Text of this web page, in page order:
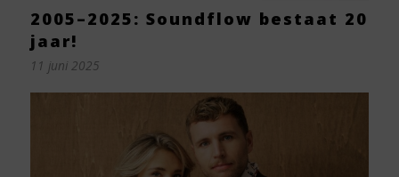
2005–2025: Soundflow bestaat 20
jaar!
11 juni 2025